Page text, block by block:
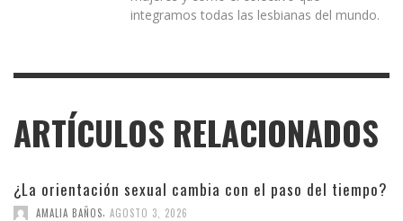
integramos todas las lesbianas del mundo.
ARTÍCULOS RELACIONADOS
¿La orientación sexual cambia con el paso del tiempo?
AMALIA BAÑOS AGOSTO 3, 2026